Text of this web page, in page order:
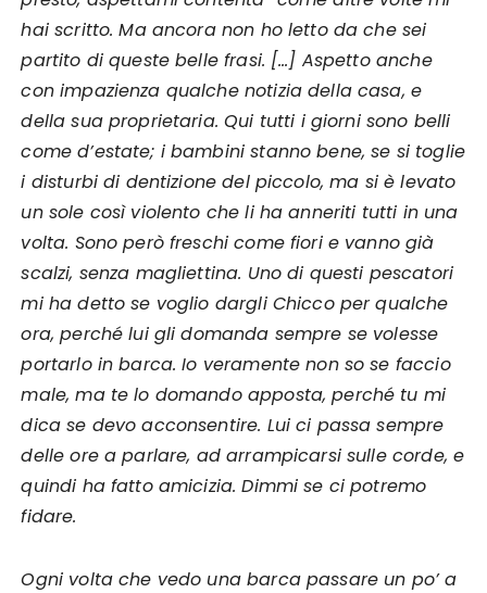
hai scritto. Ma ancora non ho letto da che sei
partito di queste belle frasi. […] Aspetto anche
con impazienza qualche notizia della casa, e
della sua proprietaria. Qui tutti i giorni sono belli
come d’estate; i bambini stanno bene, se si toglie
i disturbi di dentizione del piccolo, ma si è levato
un sole così violento che li ha anneriti tutti in una
volta. Sono però freschi come fiori e vanno già
scalzi, senza magliettina. Uno di questi pescatori
mi ha detto se voglio dargli Chicco per qualche
ora, perché lui gli domanda sempre se volesse
portarlo in barca. Io veramente non so se faccio
male, ma te lo domando apposta, perché tu mi
dica se devo acconsentire. Lui ci passa sempre
delle ore a parlare, ad arrampicarsi sulle corde, e
quindi ha fatto amicizia. Dimmi se ci potremo
fidare.
Ogni volta che vedo una barca passare un po’ a